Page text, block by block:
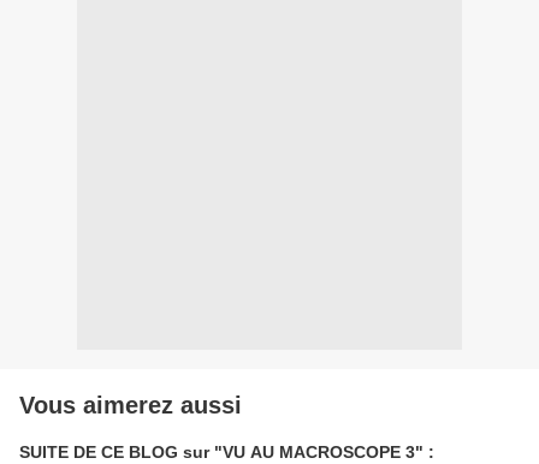
Vous aimerez aussi
SUITE DE CE BLOG sur "VU AU MACROSCOPE 3" :